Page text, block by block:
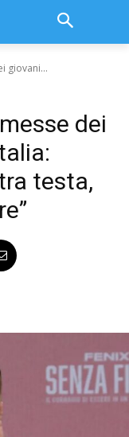
giovani...
dei
testa,